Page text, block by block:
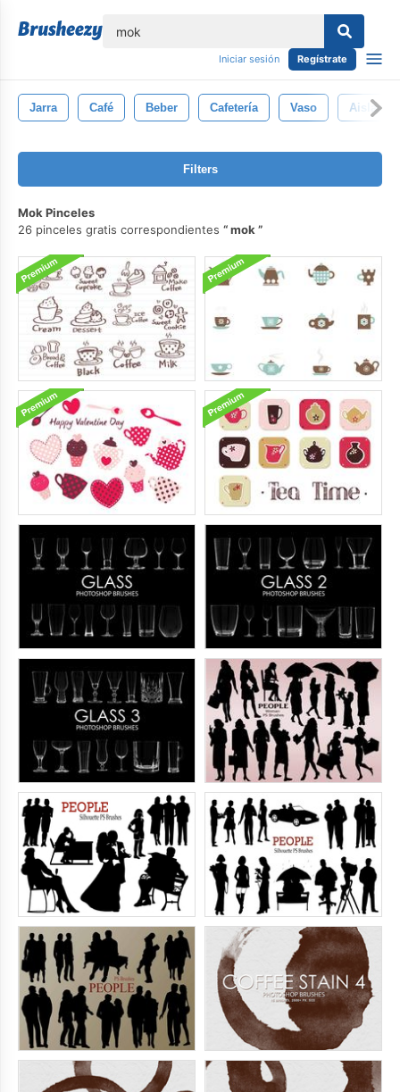
Iniciar sesión Regístrate
Jarra Café Beber Cafetería Vaso Aislado
Filters
Mok Pinceles
26 pinceles gratis correspondientes
mok